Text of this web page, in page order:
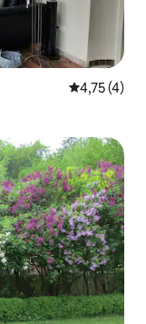
4,75 av 5 i
4,75 (4)